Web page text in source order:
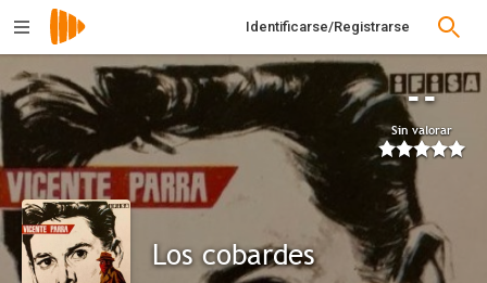
Identificarse/Registrarse
--
Sin valorar
Los cobardes